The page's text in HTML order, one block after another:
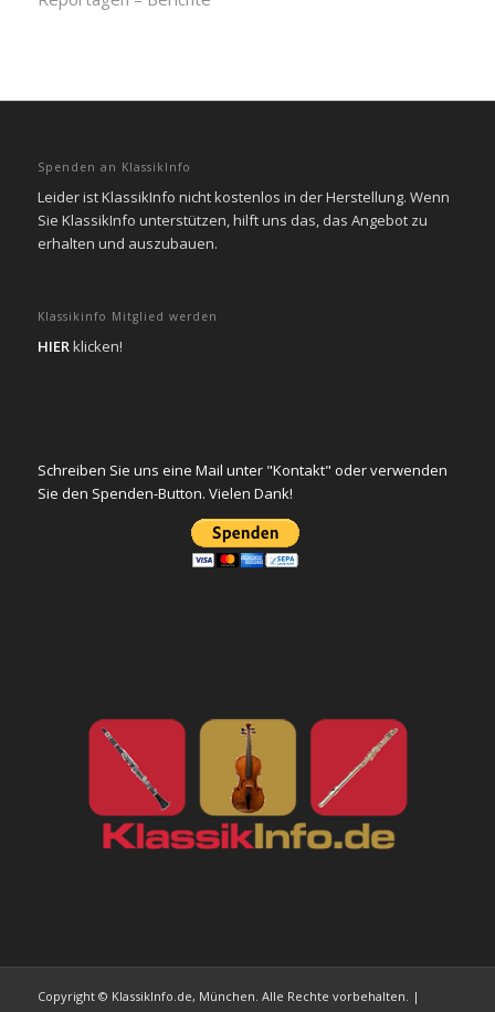
Spenden an KlassikInfo
Leider ist KlassikInfo nicht kostenlos in der Herstellung. Wenn
Sie KlassikInfo unterstützen, hilft uns das, das Angebot zu
erhalten und auszubauen.
Klassikinfo Mitglied werden
HIERklicken!
Schreiben Sie uns eine Mail unter "Kontakt" oder verwenden
Sie den Spenden-Button. Vielen Dank!
Copyright © KlassikInfo.de, München. Alle Rechte vorbehalten. |